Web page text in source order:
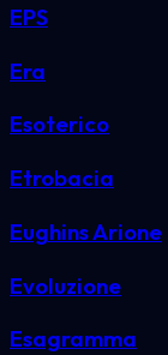
EPS
Era
Esoterico
Etrobacia
Eughins Arione
Evoluzione
Esagramma